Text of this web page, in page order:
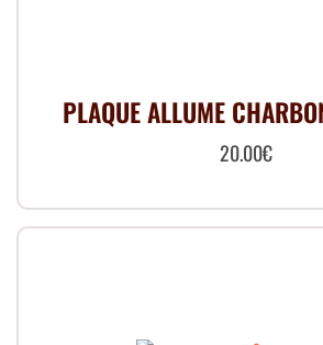
PLAQUE ALLUME
20.00€